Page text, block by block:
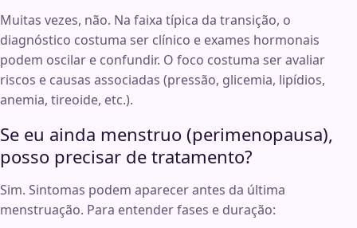
Muitas vezes, não. Na faixa típica da transição, o
diagnóstico costuma ser clínico e exames hormonais
podem oscilar e confundir. O foco costuma ser avaliar
riscos e causas associadas (pressão, glicemia, lipídios,
anemia, tireoide, etc.).
Se eu ainda menstruo (perimenopausa),
posso precisar de tratamento?
Sim. Sintomas podem aparecer antes da última
menstruação. Para entender fases e duração: